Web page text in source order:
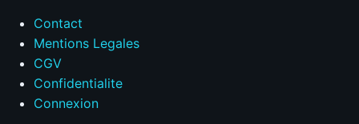
Contact
Mentions Legales
CGV
Confidentialite
Connexion